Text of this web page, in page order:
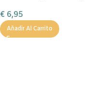
€ 6,95
Añadir Al Carrito